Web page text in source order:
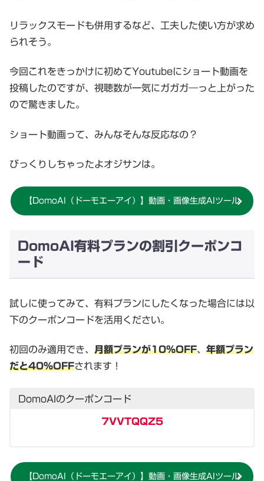
リラックスモードも併用するなど、工夫した使い方が求め
られそう。
今回これをきっかけに初めてYoutubeにショート動画を
投稿したのですが、視聴数が一気にガガガ―っと上がった
ので驚きました。
ショート動画って、みんなそんな反応なの？
びっくりしちゃったよオジサンは。
【DomoAI（ドーモエーアイ）】動画・画像生成AIツール
DomoAI有料プランの割引クーポンコ
ード
試しに使ってみて、有料プランにしたくなった場合には以
下のクーポンコードを活用ください。
初回のみ適用でき、 月額プランが10%OFF、 年額プラン
だと40%OFFされます！
DomoAIのクーポンコード
7VVTQQZ5
【DomoAI（ドーモエーアイ）】動画・画像生成AIツール